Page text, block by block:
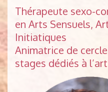
Thérapeute sexo-
en Arts Sensuels,
Initiatiques
Animatrice de
stages dédiés à